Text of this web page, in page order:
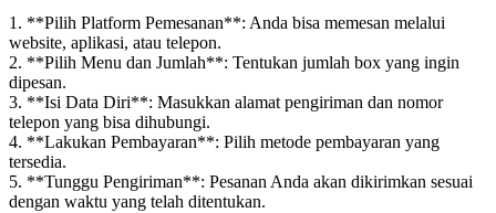
1. **Pilih Platform Pemesanan**: Anda bisa memesan melalui
website, aplikasi, atau telepon.
2. **Pilih Menu dan Jumlah**: Tentukan jumlah box yang ingin
dipesan.
3. **Isi Data Diri**: Masukkan alamat pengiriman dan nomor
telepon yang bisa dihubungi.
4. **Lakukan Pembayaran**: Pilih metode pembayaran yang
tersedia.
5. **Tunggu Pengiriman**: Pesanan Anda akan dikirimkan sesuai
dengan waktu yang telah ditentukan.